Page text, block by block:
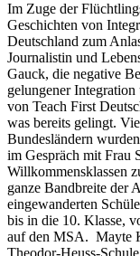
Im Zuge der
Geschichten von
Deutschland zum
Journalistin und
Gauck, die negative
gelungener
von Teach First
was bereits gelingt.
Bundesländern
im Gespräch mit Frau
Willkommensklassen
ganze Bandbreite der
eingewanderten
bis in die 10. Klasse,
auf den MSA. Mayte
Theodor-Heuss-